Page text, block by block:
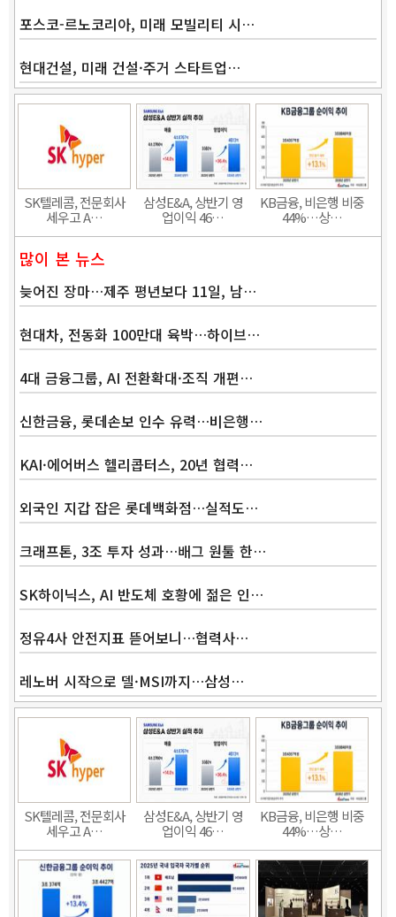
포스코-르노코리아, 미래 모빌리티 시…
현대건설, 미래 건설·주거 스타트업…
SK텔레콤, 전문회사
세우고 A…
삼성E&A, 상반기 영
업이익 46…
KB금융, 비은행 비중
44%…상…
많이 본 뉴스
늦어진 장마…제주 평년보다 11일, 남…
현대차, 전동화 100만대 육박…하이브…
4대 금융그룹, AI 전환확대·조직 개편…
신한금융, 롯데손보 인수 유력…비은행…
KAI·에어버스 헬리콥터스, 20년 협력…
외국인 지갑 잡은 롯데백화점…실적도…
크래프톤, 3조 투자 성과…배그 원툴 한…
SK하이닉스, AI 반도체 호황에 젊은 인…
정유4사 안전지표 뜯어보니…협력사…
레노버 시작으로 델·MSI까지…삼성…
SK텔레콤, 전문회사
세우고 A…
삼성E&A, 상반기 영
업이익 46…
KB금융, 비은행 비중
44%…상…